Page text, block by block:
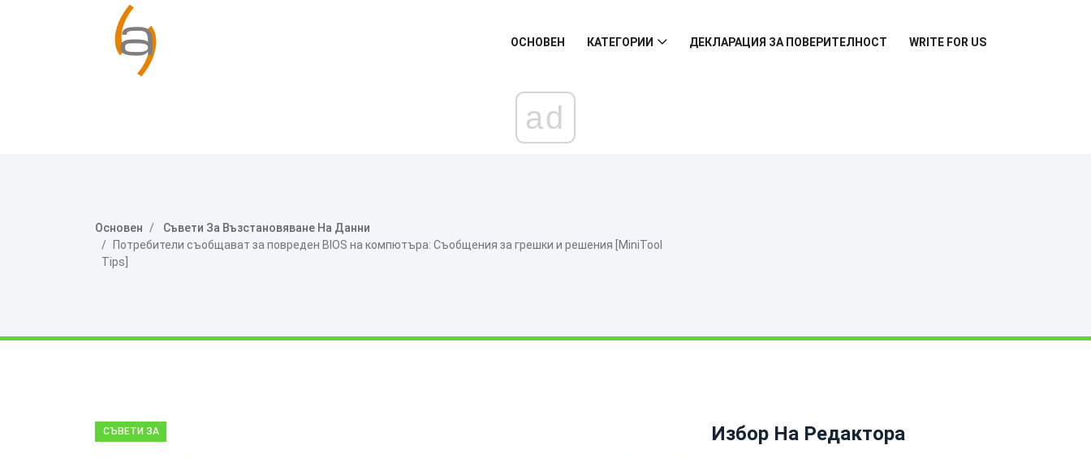
ОСНОВЕН КАТЕГОРИИ ДЕКЛАРАЦИЯ ЗА ПОВЕРИТЕЛНОСТ WRITE FOR US
ad
Основен
Съвети За Възстановяване На Данни
Потребители съобщават за повреден BIOS на компютъра: Съобщения за грешки и решения [MiniTool
Tips]
СЪВЕТИ ЗА
Избор На Редактора